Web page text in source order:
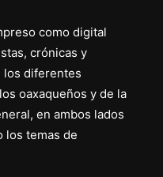
como digital
crónicas y
los diferentes
oaxaqueños y de la
en ambos lados
los temas de